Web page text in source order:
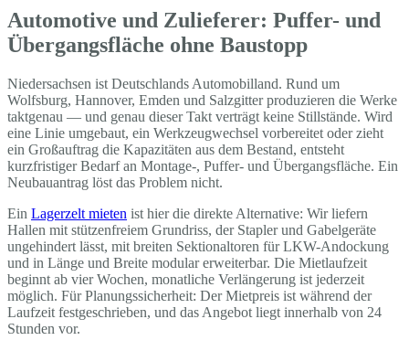
Automotive und Zulieferer: Puffer- und
Übergangsfläche ohne Baustopp
Niedersachsen ist Deutschlands Automobilland. Rund um
Wolfsburg, Hannover, Emden und Salzgitter produzieren die Werke
taktgenau — und genau dieser Takt verträgt keine Stillstände. Wird
eine Linie umgebaut, ein Werkzeugwechsel vorbereitet oder zieht
ein Großauftrag die Kapazitäten aus dem Bestand, entsteht
kurzfristiger Bedarf an Montage-, Puffer- und Übergangsfläche. Ein
Neubauantrag löst das Problem nicht.
Ein Lagerzelt mieten ist hier die direkte Alternative: Wir liefern
Hallen mit stützenfreiem Grundriss, der Stapler und Gabelgeräte
ungehindert lässt, mit breiten Sektionaltoren für LKW-Andockung
und in Länge und Breite modular erweiterbar. Die Mietlaufzeit
beginnt ab vier Wochen, monatliche Verlängerung ist jederzeit
möglich. Für Planungssicherheit: Der Mietpreis ist während der
Laufzeit festgeschrieben, und das Angebot liegt innerhalb von 24
Stunden vor.